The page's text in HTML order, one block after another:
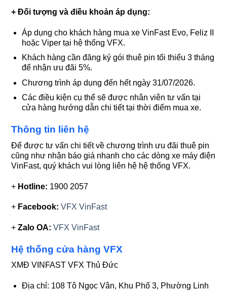
+ Đối tượng và điều khoản áp dụng:
Áp dụng cho khách hàng mua xe VinFast Evo, Feliz II
hoặc Viper tại hệ thống VFX.
Khách hàng cần đăng ký gói thuê pin tối thiểu 3 tháng
để nhận ưu đãi 5%.
Chương trình áp dụng đến hết ngày 31/07/2026.
Các điều kiện cụ thể sẽ được nhân viên tư vấn tại
cửa hàng hướng dẫn chi tiết tại thời điểm mua xe.
Thông tin liên hệ
Để được tư vấn chi tiết về chương trình ưu đãi thuê pin
cũng như nhận báo giá nhanh cho các dòng xe máy điện
VinFast, quý khách vui lòng liên hệ hệ thống VFX.
+ Hotline: 1900 2057
+ Facebook: VFX VinFast
+ Zalo OA: VFX VinFast
Hệ thống cửa hàng VFX
XMĐ VINFAST VFX Thủ Đức
Địa chỉ: 108 Tô Ngọc Vân, Khu Phố 3, Phường Linh